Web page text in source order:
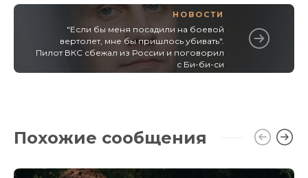
НОВОСТИ
"Если бы меня посадили на боевой
вертолет, мне бы пришлось убивать".
Пилот ВКС сбежал из России и поговорил
с Би-би-си
Похожие сообщения